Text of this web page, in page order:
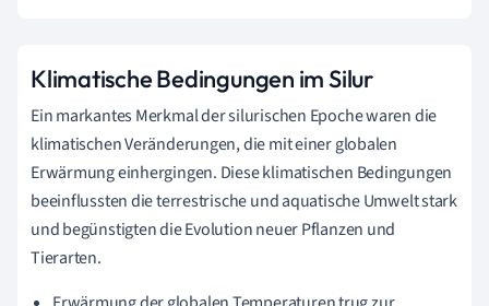
Klimatische Bedingungen im Silur
Ein markantes Merkmal der silurischen Epoche waren die
klimatischen Veränderungen, die mit einer globalen
Erwärmung einhergingen. Diese klimatischen Bedingungen
beeinflussten die terrestrische und aquatische Umwelt stark
und begünstigten die Evolution neuer Pflanzen und
Tierarten.